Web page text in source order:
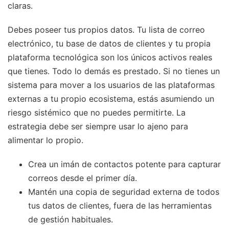
claras.
Debes poseer tus propios datos. Tu lista de correo
electrónico, tu base de datos de clientes y tu propia
plataforma tecnológica son los únicos activos reales
que tienes. Todo lo demás es prestado. Si no tienes un
sistema para mover a los usuarios de las plataformas
externas a tu propio ecosistema, estás asumiendo un
riesgo sistémico que no puedes permitirte. La
estrategia debe ser siempre usar lo ajeno para
alimentar lo propio.
Crea un imán de contactos potente para capturar
correos desde el primer día.
Mantén una copia de seguridad externa de todos
tus datos de clientes, fuera de las herramientas
de gestión habituales.